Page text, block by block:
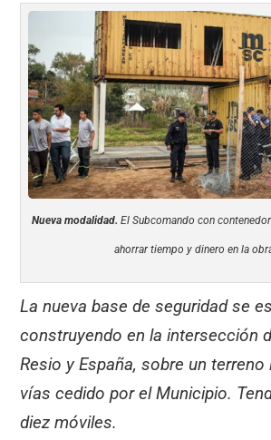
Nueva modalidad. El Subcomando con
ahorrar tiempo y dinero en la
La nueva base de seguridad se
construyendo en la intersección
Resio y España, sobre un terreno
vías cedido por el Municipio.
diez móviles.